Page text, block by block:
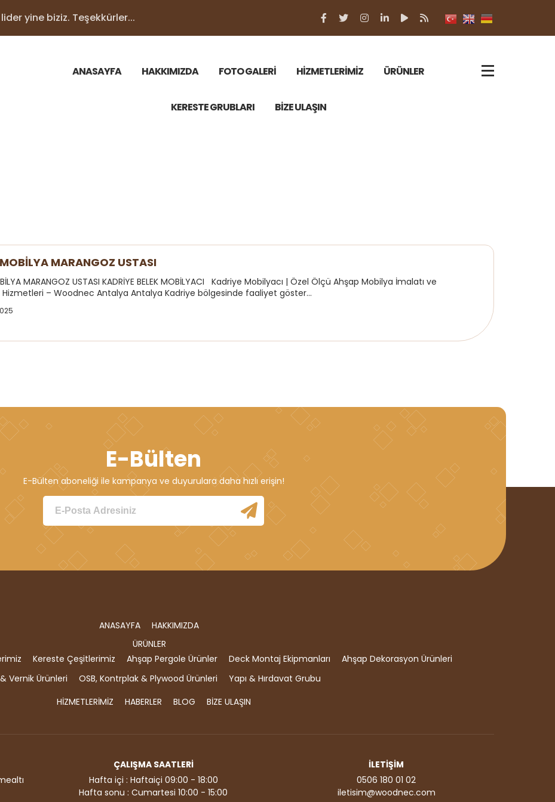
yine biziz. Teşekkürler...
ANASAYFA HAKKIMIZDA FOTO GALERİ HİZMETLERİMİZ ÜRÜNLER
KERESTE GRUBLARI BİZE ULAŞIN
MARANGOZ USTASI
MARANGOZ USTASI KADRİYE BELEK MOBİLYACI Kadriye Mobilyacı | Özel Ölçü Ahşap Mobilya İmalatı ve
Hizmetleri – Woodnec Antalya Antalya Kadriye bölgesinde faaliyet göster...
E-Bülten
E-Bülten aboneliği ile kampanya ve duyurulara daha hızlı erişin!
ANASAYFA
HAKKIMIZDA
ÜRÜNLER
Kereste Çeşitlerimiz Ahşap Pergole Ürünler Deck Montaj Ekipmanları
Ahşap Dekorasyon Ürünleri
Vernik Ürünleri
OSB, Kontrplak & Plywood Ürünleri
Yapı & Hırdavat Grubu
HİZMETLERİMİZ
HABERLER BLOG BİZE ULAŞIN
ÇALIŞMA SAATLERİ
Hafta içi : Haftaiçi 09:00 - 18:00
Hafta sonu : Cumartesi 10:00 - 15:00
İLETİŞİM
0506 180 01 02
iletisim@woodnec.com